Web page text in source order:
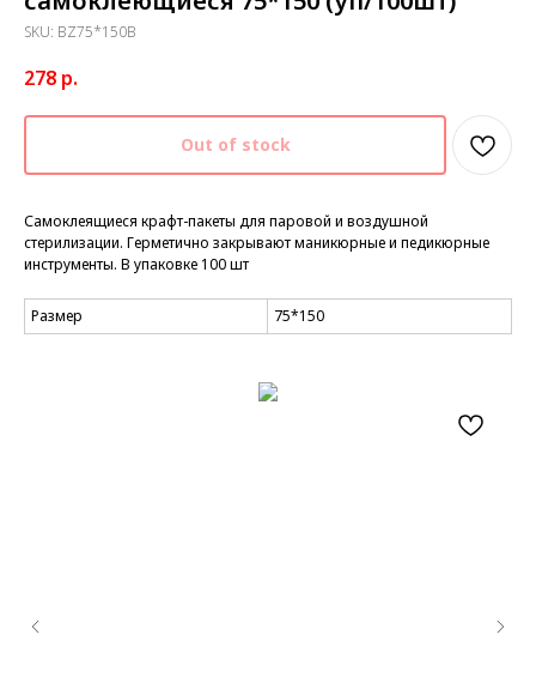
SKU: BZ75*150B
278 р.
Out of stock
Самоклеящиеся крафт-пакеты для паровой и воздушной
стерилизации. Герметично закрывают маникюрные и педикюрные
инструменты. В упаковке 100 шт
Размер 75*150